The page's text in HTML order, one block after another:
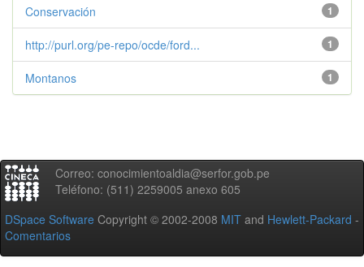
1
Conservación
1
http://purl.org/pe-repo/ocde/ford...
1
Montanos
Correo: conocimientoaldia@serfor.gob.pe
Teléfono: (511) 2259005 anexo 605
DSpace Software Copyright © 2002-2008 MIT and Hewlett-Packard -
Comentarios